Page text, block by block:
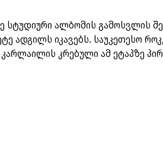
ალბომის გამოსვლის
ადგილს იკავებს. საუკეთესო
კრებული ამ ეტაპზე